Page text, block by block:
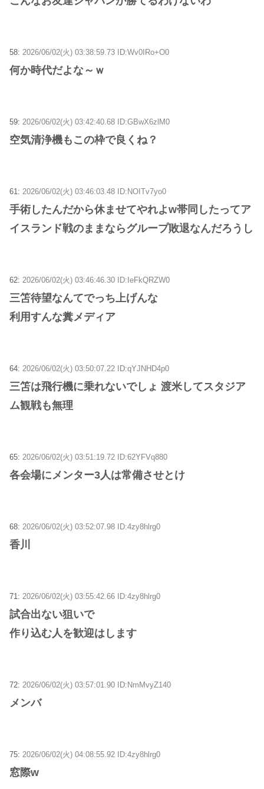
58: 2026/06/02(火) 03:38:59.73 ID:Wv0IRo+O0
何か時代だよな～ｗ
59: 2026/06/02(火) 03:42:40.68 ID:GBwX6zlM0
空気清浄機もこの枠で良くね？
61: 2026/06/02(火) 03:46:03.48 ID:NOITv7yo0
手術したんだから休ませてやれよw帯同したってア
イスランド戦のままならグループ敗退なんだろうし
62: 2026/06/02(火) 03:46:46.30 ID:IeFkQRZW0
三笘待望なんてでっち上げんな
利用すんな糞メディア
64: 2026/06/02(火) 03:50:07.22 ID:qYJNHD4p0
三笘は飛行機に乗れないでしょ 渡米してスタジア
ム観戦も無理
65: 2026/06/02(火) 03:51:19.72 ID:62YFVq880
各会場にメンター3人は常備させとけ
68: 2026/06/02(火) 03:52:07.98 ID:4zy8hlrg0
香川
71: 2026/06/02(火) 03:55:42.66 ID:4zy8hlrg0
試合出ない狙いで
作り込む人を歓迎はします
72: 2026/06/02(火) 03:57:01.90 ID:NmMvyZ140
メンバ
75: 2026/06/02(火) 04:08:55.92 ID:4zy8hlrg0
窓際w